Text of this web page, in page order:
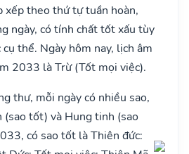
xếp theo thứ tự tuần hoàn,
ngày, có tính chất tốt xấu tùy
thể. Ngày hôm nay, lịch âm
2033 là Trừ (Tốt mọi việc).
thư, mỗi ngày có nhiều sao,
tốt) và Hung tinh (sao
có sao tốt là Thiên đức: